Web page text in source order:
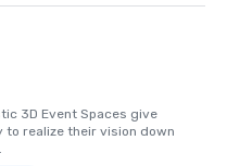
3D Event Spaces give
to realize their vision down